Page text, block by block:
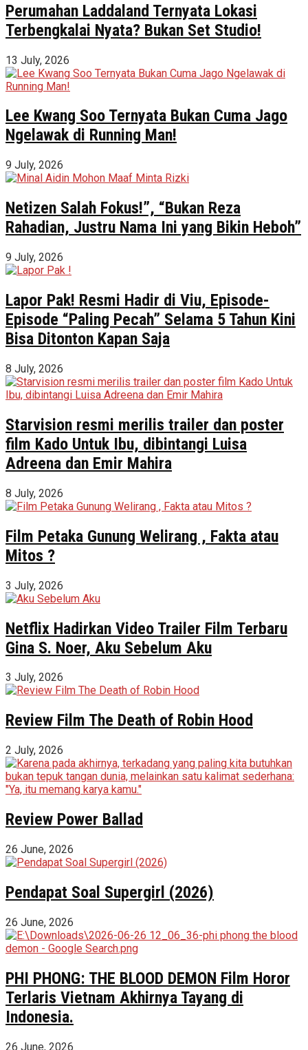
Perumahan Laddaland Ternyata Lokasi
Terbengkalai Nyata? Bukan Set Studio!
13 July, 2026
Lee Kwang Soo Ternyata Bukan Cuma Jago
Ngelawak di Running Man!
9 July, 2026
Netizen Salah Fokus!”, “Bukan Reza
Rahadian, Justru Nama Ini yang Bikin Heboh”
9 July, 2026
Lapor Pak! Resmi Hadir di Viu, Episode-
Episode “Paling Pecah” Selama 5 Tahun Kini
Bisa Ditonton Kapan Saja
8 July, 2026
Starvision resmi merilis trailer dan poster
film Kado Untuk Ibu, dibintangi Luisa
Adreena dan Emir Mahira
8 July, 2026
Film Petaka Gunung Welirang , Fakta atau
Mitos ?
3 July, 2026
Netflix Hadirkan Video Trailer Film Terbaru
Gina S. Noer, Aku Sebelum Aku
3 July, 2026
Review Film The Death of Robin Hood
2 July, 2026
Review Power Ballad
26 June, 2026
Pendapat Soal Supergirl (2026)
26 June, 2026
PHI PHONG: THE BLOOD DEMON Film Horor
Terlaris Vietnam Akhirnya Tayang di
Indonesia.
26 June, 2026